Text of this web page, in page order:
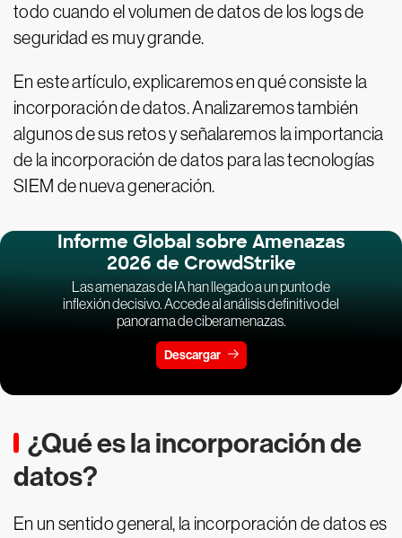
todo cuando el volumen de datos de los logs de
seguridad es muy grande.
En este artículo, explicaremos en qué consiste la
incorporación de datos. Analizaremos también
algunos de sus retos y señalaremos la importancia
de la incorporación de datos para las tecnologías
SIEM de nueva generación.
Informe Global sobre Amenazas
2026 de CrowdStrike
Las amenazas de IA han llegado a un punto de
inflexión decisivo. Accede al análisis definitivo del
panorama de ciberamenazas.
Descargar
¿Qué es la incorporación de
datos?
En un sentido general, la incorporación de datos es